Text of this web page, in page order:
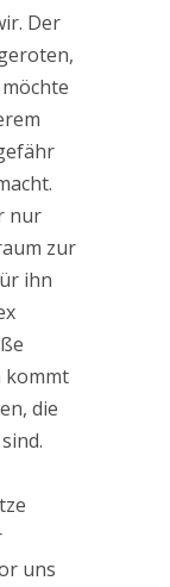
Der
nur
zur
ihn
kommt
die
uns